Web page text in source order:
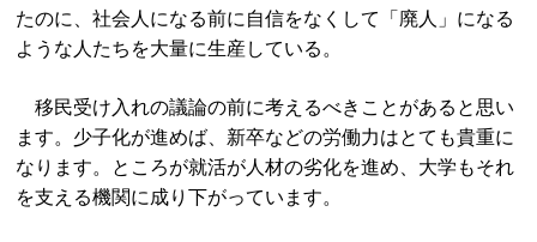
たのに、社会人になる前に自信をなくして「廃人」になる
ような人たちを大量に生産している。
移民受け入れの議論の前に考えるべきことがあると思い
ます。少子化が進めば、新卒などの労働力はとても貴重に
なります。ところが就活が人材の劣化を進め、大学もそれ
を支える機関に成り下がっています。